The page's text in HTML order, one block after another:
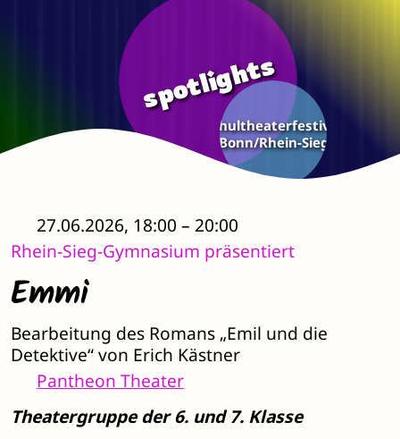
Zum Hauptinhalt springen
spotlights
Schultheaterfestival
Bonn/Rhein-Sieg
27.06.2026, 18:00 – 20:00
Rhein-Sieg-Gymnasium präsentiert
Emmi
Bearbeitung des Romans „Emil und die
Detektive“ von Erich Kästner
Pantheon Theater
Theatergruppe der 6. und 7. Klasse